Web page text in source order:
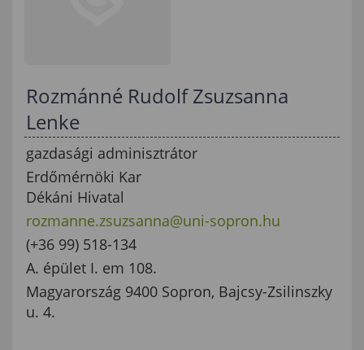
Rozmánné Rudolf Zsuzsanna
Lenke
gazdasági adminisztrátor
Erdőmérnöki Kar
Dékáni Hivatal
rozmanne.zsuzsanna@uni-sopron.hu
(+36 99) 518-134
A. épület I. em 108.
Magyarország 9400 Sopron, Bajcsy-Zsilinszky
u. 4.